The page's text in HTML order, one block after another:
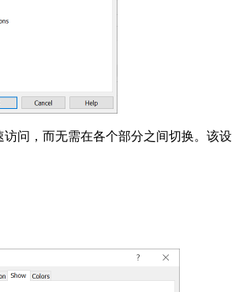
问，而无需在各个部分之间切换。该设